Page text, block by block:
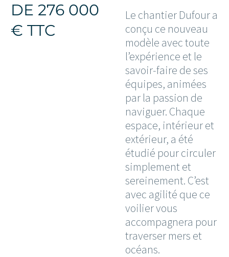
DE 276 000
€ TTC
Le chantier Dufour a
conçu ce nouveau
modèle avec toute
l’expérience et le
savoir-faire de ses
équipes, animées
par la passion de
naviguer. Chaque
espace, intérieur et
extérieur, a été
étudié pour circuler
simplement et
sereinement. C’est
avec agilité que ce
voilier vous
accompagnera pour
traverser mers et
océans.